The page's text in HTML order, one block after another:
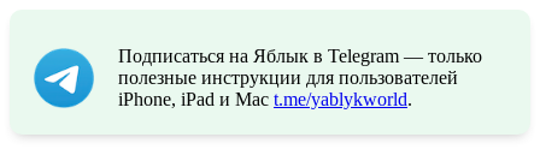
Подписаться на Яблык в Telegram — только
полезные инструкции для пользователей
iPhone, iPad и Mac t.me/yablykworld.